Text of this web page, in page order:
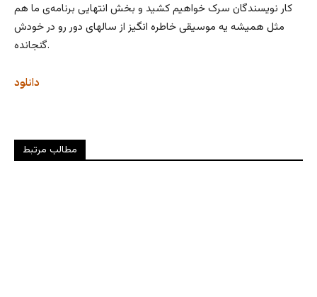
کار نویسندگان سرک خواهیم کشید و بخش انتهایی برنامه‌ی ما هم
مثل همیشه یه موسیقی خاطره انگیز از سالهای دور رو در خودش
گنجانده.
دانلود
مطالب مرتبط